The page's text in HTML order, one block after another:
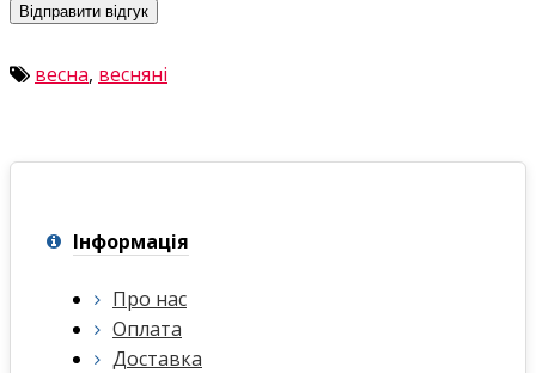
Відправити відгук
весна, весняні
Інформація
Про нас
Оплата
Доставка